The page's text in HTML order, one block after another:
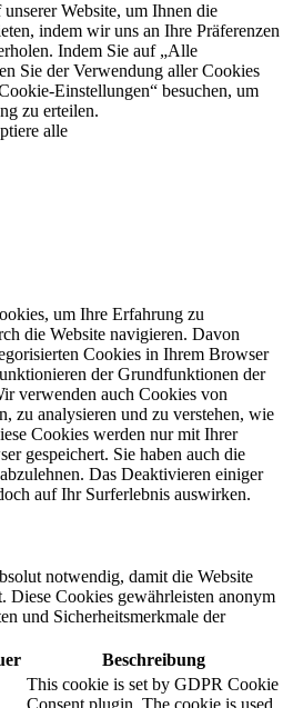
Website, um Ihnen die
indem wir uns an Ihre Präferenzen
Indem Sie auf „Alle
Sie der Verwendung aller Cookies
Einstellungen“ besuchen, um
zu erteilen.
alle
um Ihre Erfahrung zu
die Website navigieren. Davon
Cookies in Ihrem Browser
der Grundfunktionen der
verwenden auch Cookies von
zu analysieren und zu verstehen, wie
Cookies werden nur mit Ihrer
gespeichert. Sie haben auch die
Das Deaktivieren einiger
auf Ihr Surferlebnis auswirken.
notwendig, damit die Website
Diese Cookies gewährleisten anonym
und Sicherheitsmerkmale der
Beschreibung
This cookie is set by GDPR Cookie
Consent plugin. The cookie is used